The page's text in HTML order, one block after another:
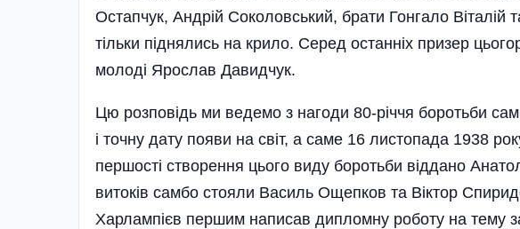
Остапчук, Андрій Соколовський, брати Гонгало
тільки піднялись на крило. Серед останніх призер
молоді Ярослав Давидчук.
Цю розповідь ми ведемо з нагоди 80-річчя боротьби
і точну дату появи на світ, а саме 16 листопада 1938
першості створення цього виду боротьби віддано
витоків самбо стояли Василь Ощепков та Віктор
Харлампієв першим написав дипломну роботу на тему